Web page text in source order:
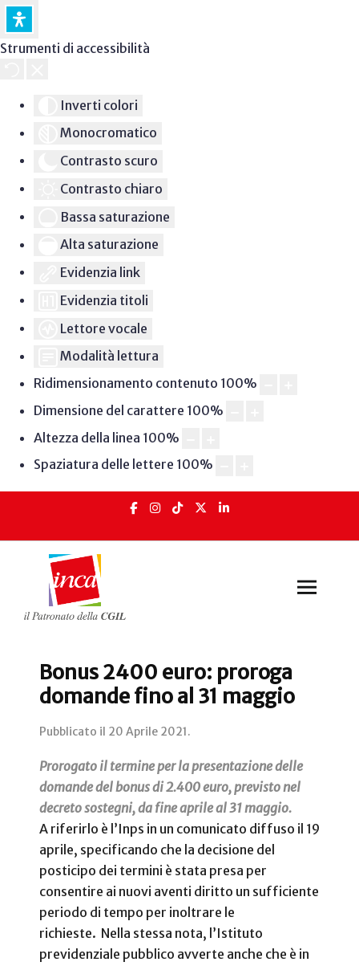
Strumenti di accessibilità
Inverti colori
Monocromatico
Contrasto scuro
Contrasto chiaro
Bassa saturazione
Alta saturazione
Evidenzia link
Evidenzia titoli
Lettore vocale
Modalità lettura
Ridimensionamento contenuto 100%
Dimensione del carattere 100%
Altezza della linea 100%
Spaziatura delle lettere 100%
Bonus 2400 euro: proroga
domande fino al 31 maggio
Pubblicato il 20 Aprile 2021.
Prorogato il termine per la presentazione delle
domande del bonus di 2.400 euro, previsto nel
decreto sostegni, da fine aprile al 31 maggio.
A riferirlo è l’Inps in un comunicato diffuso il 19
aprile, specificando che la decisione del
posticipo dei termini è stata presa per
consentire ai nuovi aventi diritto un sufficiente
periodo di tempo per inoltrare le
richieste. Nella stessa nota, l’Istituto
previdenziale pubblico avverte anche che è in